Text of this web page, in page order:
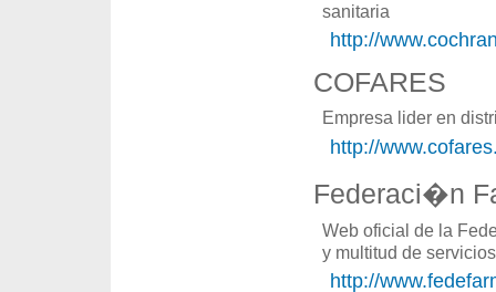
sanitaria
http://
COFARES
Empresa lider en
http://
Federaci�n
Web oficial de la
y multitud de servicios
http://